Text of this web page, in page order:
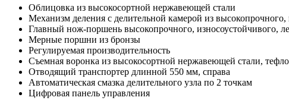
Облицовка из высокосортной нержавеющей стали
Механизм деления с делительной камерой из
Главный нож-поршень высокопрочного, износоустойчивого,
Мерные поршни из бронзы
Регулируемая производительность
Съемная воронка из высокосортной нержавеющей стали,
Отводящий транспортер длинной 550 мм, справа
Автоматическая смазка делительного узла по 2 точкам
Цифровая панель управления